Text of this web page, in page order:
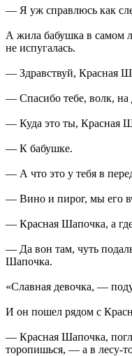
— Я уж справлюсь как
А жила бабушка в самом
не испугалась.
— Здравствуй, Красная
— Спасибо тебе, волк, на
— Куда это ты, Красная
— К бабушке.
— А что это у тебя в
— Вино и пирог, мы его
— Красная Шапочка, а
— Да вон там, чуть
Шапочка.
«Славная девочка, —
И он пошел рядом с
— Красная Шапочка,
торопишься, — а в лесу-